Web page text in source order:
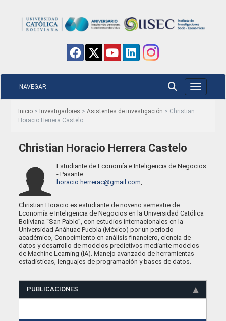
Toggle
NAVEGAR
Inicio > Investigadores >Asistentes de investigación > Christian
Horacio Herrera Castelo
Christian Horacio Herrera Castelo
Estudiante de Economía e Inteligencia de Negocios
- Pasante
horacio.herrerac@gmail.com
Christian Horacio es estudiante de noveno semestre de
Economía e Inteligencia de Negocios en la Universidad Católica
Boliviana “San Pablo”, con estudios internacionales en la
Universidad Anáhuac Puebla (México) por un periodo
académico, Conocimiento en análisis financiero, ciencia de
datos y desarrollo de modelos predictivos mediante modelos
de Machine Learning (IA). Manejo avanzado de herramientas
estadísticas, lenguajes de programación y bases de datos.
PUBLICACIONES